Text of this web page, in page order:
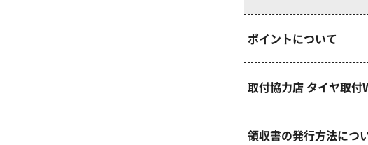
ポイントについて
取付協力店 タイヤ取付
領収書の発行方法につ